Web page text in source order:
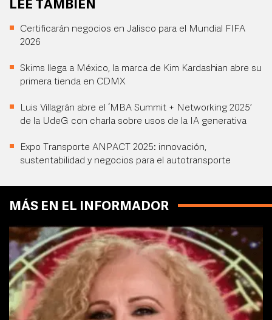
LEE TAMBIÉN
Certificarán negocios en Jalisco para el Mundial FIFA
2026
Skims llega a México, la marca de Kim Kardashian abre su
primera tienda en CDMX
Luis Villagrán abre el ‘MBA Summit + Networking 2025’
de la UdeG con charla sobre usos de la IA generativa
Expo Transporte ANPACT 2025: innovación,
sustentabilidad y negocios para el autotransporte
MÁS EN EL INFORMADOR